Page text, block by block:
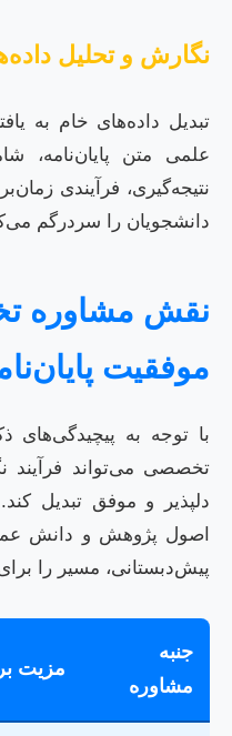
نگارش و تحلیل
تبدیل داده‌های خام به
علمی متن
نتیجه‌گیری، فرآیندی
دانشجویان را سردرگم
نقش مشاوره
موفقیت
با توجه به پیچیدگی‌های
تخصصی می‌تواند فرآیند
دلپذیر و موفق تبدیل
اصول پژوهش و دانش
پیش‌دبستانی، مسیر را
جنبه
مشاوره
مزیت